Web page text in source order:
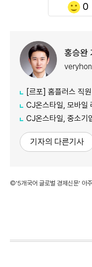
0
홍승완
[르포] 홈플러스 직원 웃
CJ온스타일, 모바일
CJ온스타일, 중소기
기자의 다른기사
©'5개국어 글로벌 경제신문' 아주